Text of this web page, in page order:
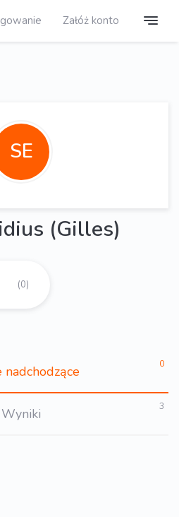
Załóż konto
SE
(Gilles)
(0)
nadchodzące 0
Wyniki 3